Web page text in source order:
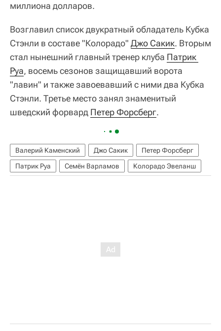
миллиона долларов.
Возглавил список двукратный обладатель Кубка
Стэнли в составе "Колорадо" Джо Сакик. Вторым
стал нынешний главный тренер клуба Патрик
Руа, восемь сезонов защищавший ворота
"лавин" и также завоевавший с ними два Кубка
Стэнли. Третье место занял знаменитый
шведский форвард Петер Форсберг.
Валерий Каменский Джо Сакик
Петер Форсберг
Патрик Руа
Семён Варламов Колорадо Эвеланш